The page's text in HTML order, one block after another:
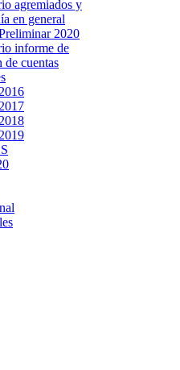
agremiados y
en general
2020
informe de
de cuentas